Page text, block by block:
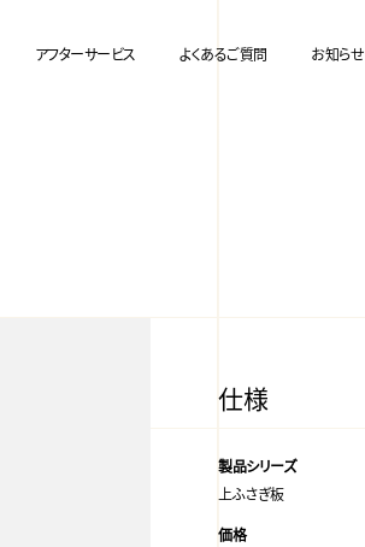
アフターサービス よくあるご質問 お知らせ
仕様
製品シリーズ
上ふさぎ板
価格